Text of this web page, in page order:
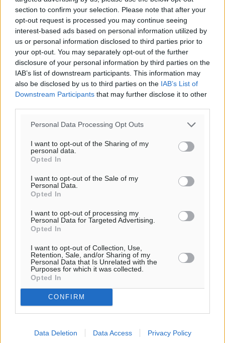
section to confirm your selection. Please note that after your
opt-out request is processed you may continue seeing
interest-based ads based on personal information utilized by
us or personal information disclosed to third parties prior to
your opt-out. You may separately opt-out of the further
disclosure of your personal information by third parties on the
IAB’s list of downstream participants. This information may
also be disclosed by us to third parties on the IAB’s List of
Downstream Participants that may further disclose it to other
Personal Data Processing Opt Outs
I want to opt-out of the Sharing of my
personal data.
Opted In
I want to opt-out of the Sale of my
Personal Data.
Opted In
I want to opt-out of processing my
Personal Data for Targeted Advertising.
Opted In
I want to opt-out of Collection, Use,
Retention, Sale, and/or Sharing of my
Personal Data that Is Unrelated with the
Purposes for which it was collected.
Opted In
CONFIRM
Data Deletion Data Access Privacy Policy
31°
ΣΑ
28°
ΚΥ
29°
ΔΕ
29°
ΤΡ